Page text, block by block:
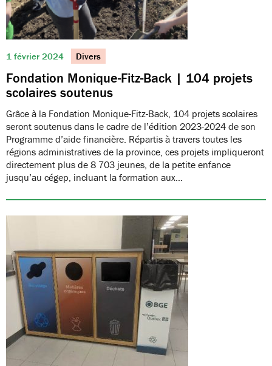
1 février 2024 Divers
Fondation Monique-Fitz-Back | 104 projets
scolaires soutenus
Grâce à la Fondation Monique-Fitz-Back, 104 projets scolaires
seront soutenus dans le cadre de l’édition 2023-2024 de son
Programme d’aide financière. Répartis à travers toutes les
régions administratives de la province, ces projets impliqueront
directement plus de 8 703 jeunes, de la petite enfance
jusqu’au cégep, incluant la formation aux…